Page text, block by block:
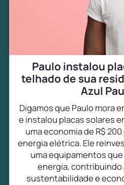
Paulo instalou
telhado de sua
Azul
Digamos que Paulo mora
e instalou placas solares
uma economia de R$
energia elétrica. Ele
uma equipamentos
energia, contribuindo
sustentabilidade e